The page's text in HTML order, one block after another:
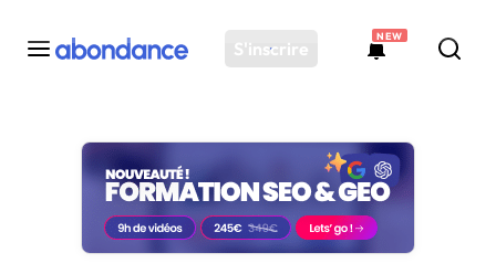
S'inscrire
NEW
Toutes les actus
Actus SEO
Plateforme